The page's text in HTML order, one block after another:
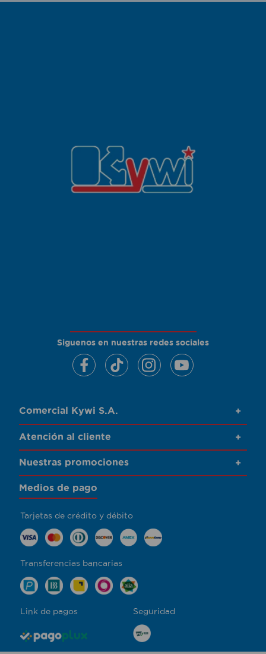
Siguenos en nuestras redes sociales
Comercial Kywi S.A. +
Atención al cliente +
Nuestras promociones +
Medios de pago
Tarjetas de crédito y débito
Transferencias bancarias
Link de pagos Seguridad